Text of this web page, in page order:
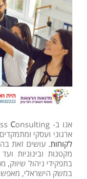
אנו ב- C
ארגוני ועסקי
לקוחות. עושים זאת
מקטנות ובינוניות
בתפקידי ניהול שיווק,
במשק הישראלי,